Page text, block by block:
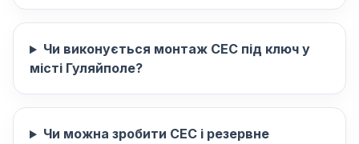
Чи виконується монтаж СЕС під ключ у
місті Гуляйполе?
Чи можна зробити СЕС і резервне